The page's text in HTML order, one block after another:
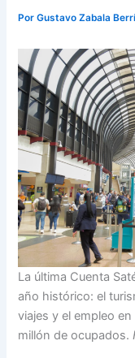
PorGustavo Zabala
La última Cuenta
año histórico: el
viajes y el empleo
millón de ocupados.